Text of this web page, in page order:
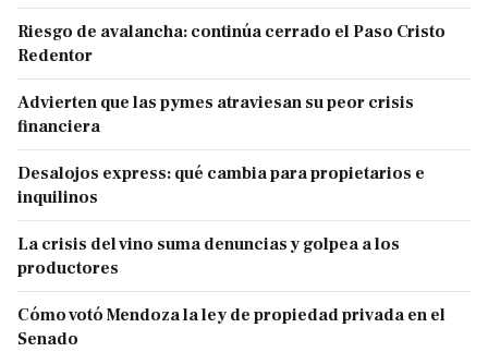
Riesgo de avalancha: continúa cerrado el Paso Cristo
Redentor
Advierten que las pymes atraviesan su peor crisis
financiera
Desalojos express: qué cambia para propietarios e
inquilinos
La crisis del vino suma denuncias y golpea a los
productores
Cómo votó Mendoza la ley de propiedad privada en el
Senado